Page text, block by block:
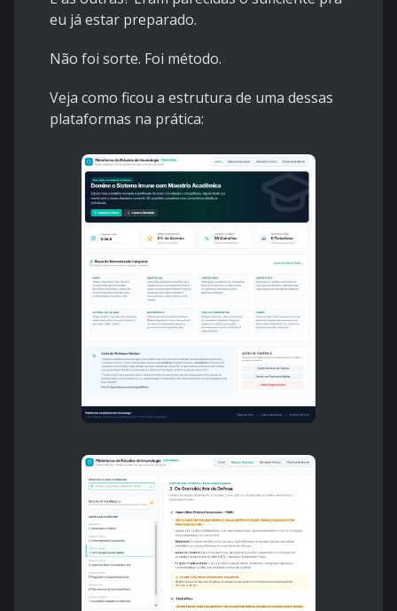
eu já estar preparado.
Não foi sorte. Foi método.
Veja como ficou a estrutura de uma dessas
plataformas na prática: